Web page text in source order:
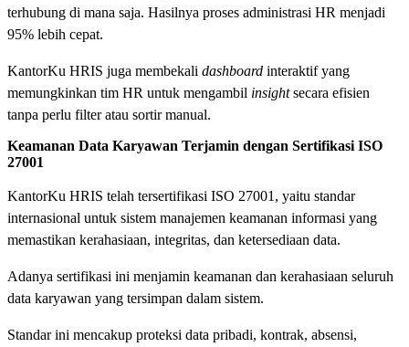
terhubung di mana saja. Hasilnya proses administrasi HR menjadi
95% lebih cepat.
KantorKu HRIS juga membekali dashboard interaktif yang
memungkinkan tim HR untuk mengambil insightsecara efisien
tanpa perlu filter atau sortir manual.
Keamanan Data Karyawan Terjamin dengan Sertifikasi ISO
27001
KantorKu HRIS telah tersertifikasi ISO 27001, yaitu standar
internasional untuk sistem manajemen keamanan informasi yang
memastikan kerahasiaan, integritas, dan ketersediaan data.
Adanya sertifikasi ini menjamin keamanan dan kerahasiaan seluruh
data karyawan yang tersimpan dalam sistem.
Standar ini mencakup proteksi data pribadi, kontrak, absensi,